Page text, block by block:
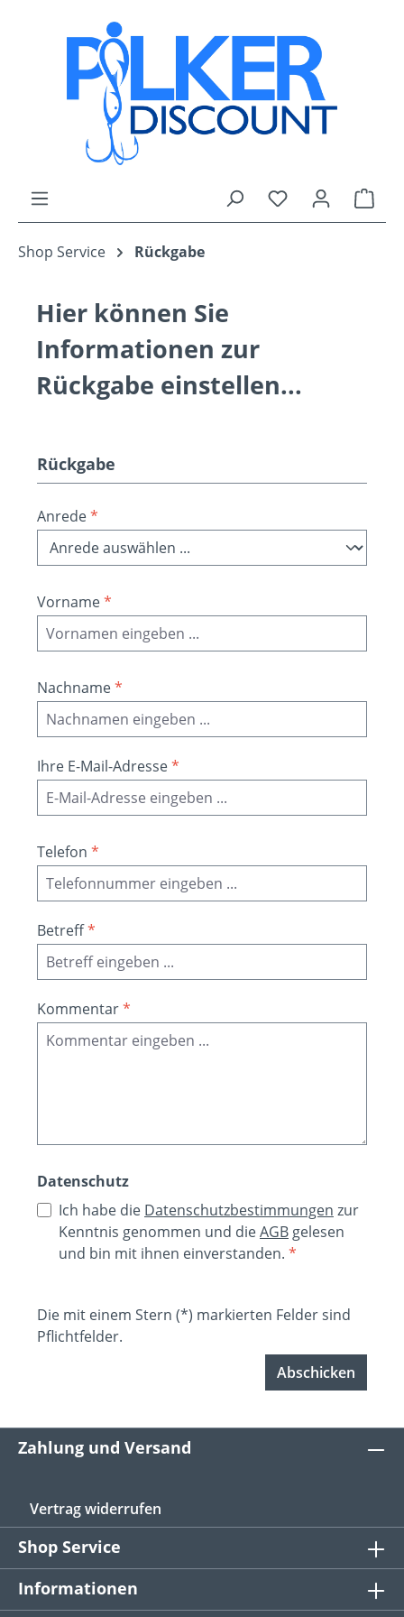
Zum Hauptinhalt springen
Du hast 0
Shop Service Rückgabe
Hier können Sie
Informationen zur
Rückgabe einstellen...
Rückgabe
Anrede*
Vorname*
Nachname*
Ihre E-Mail-Adresse*
Telefon *
Betreff*
Kommentar*
Datenschutz
Ich habe die Datenschutzbestimmungen zur
Kenntnis genommen und dieAGB gelesen
und bin mit ihnen einverstanden. *
Die mit einem Stern (*) markierten Felder sind
Pflichtfelder.
Abschicken
Zahlung und Versand
Vertrag widerrufen
Shop Service
Informationen